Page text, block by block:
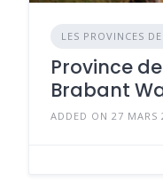
LES PROVINCES
Province
Brabant
ADDED ON 27 MARS